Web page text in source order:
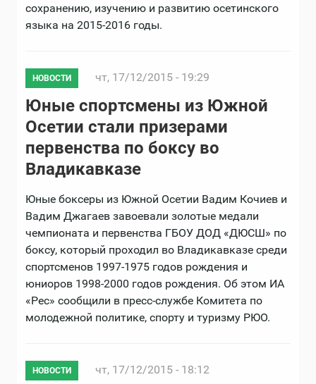
сохранению, изучению и развитию осетинского
языка на 2015-2016 годы.
НОВОСТИ чт, 17/12/2015 - 19:29
Юные спортсмены из Южной
Осетии стали призерами
первенства по боксу во
Владикавказе
Юные боксеры из Южной Осетии Вадим Кочиев и
Вадим Джагаев завоевали золотые медали
чемпионата и первенства ГБОУ ДОД «ДЮСШ» по
боксу, который проходил во Владикавказе среди
спортсменов 1997-1975 годов рождения и
юниоров 1998-2000 годов рождения. Об этом ИА
«Рес» сообщили в пресс-службе Комитета по
молодежной политике, спорту и туризму РЮО.
НОВОСТИ чт, 17/12/2015 - 18:12